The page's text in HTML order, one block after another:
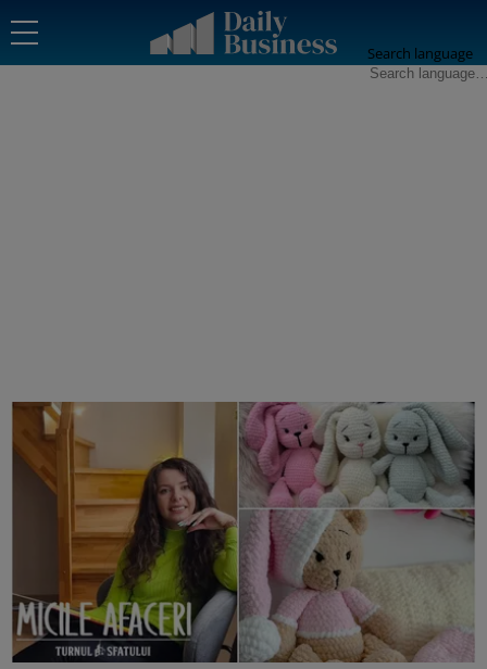
Search language